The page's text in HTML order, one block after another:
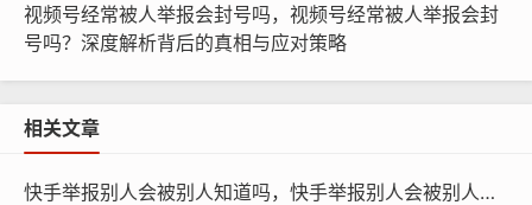
视频号经常被人举报会封号吗，视频号经常被人举报会封
号吗？深度解析背后的真相与应对策略
相关文章
快手举报别人会被别人知道吗，快手举报别人会被别人知道吗？答案比你想的更简单